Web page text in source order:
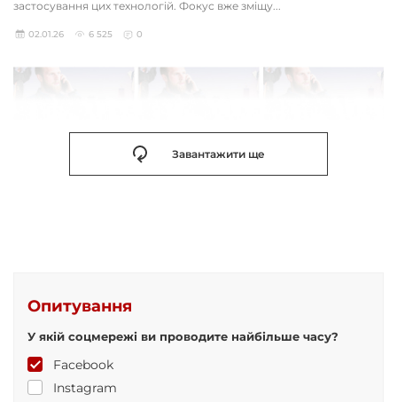
застосування цих технологій. Фокус вже зміщу...
02.01.26 6 525 0
Завантажити ще
Опитування
У якій соцмережі ви проводите найбільше часу?
Facebook
Instagram